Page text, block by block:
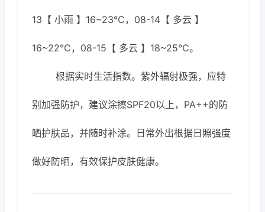
13【 小雨 】16~23℃，08-14【 多云 】
16~22℃，08-15【 多云 】18~25℃。
根据实时生活指数。紫外辐射极强，应特
别加强防护，建议涂擦SPF20以上，PA++的防
晒护肤品，并随时补涂。日常外出根据日照强度
做好防晒，有效保护皮肤健康。